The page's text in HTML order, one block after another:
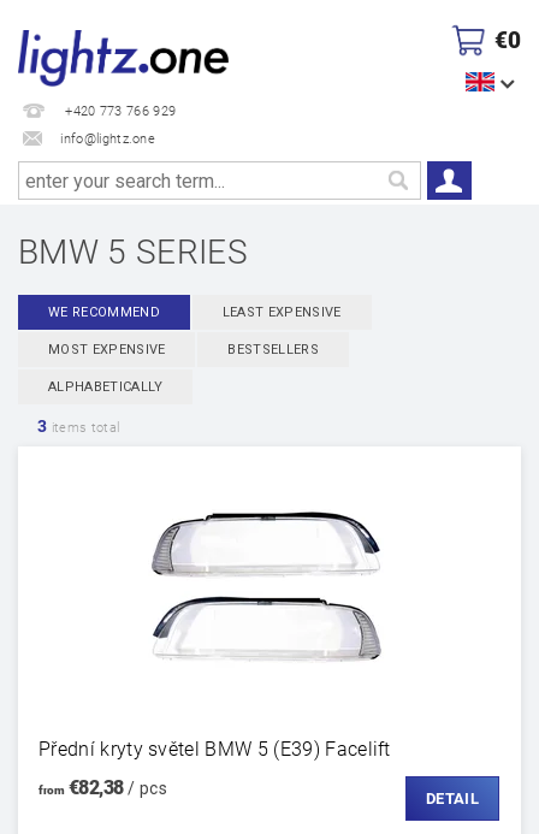
+420 773 766 929
info@lightz.one
€0
BMW 5 SERIES
WE RECOMMEND LEAST EXPENSIVE
MOST EXPENSIVE BESTSELLERS
ALPHABETICALLY
3 items total
Přední kryty světel BMW 5 (E39) Facelift
from€82,38/ pcs
DETAIL